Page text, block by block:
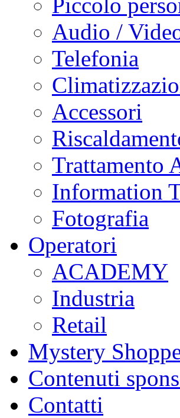
Audio /
Telefonia
Accessori
Trattamento
Information
Fotografia
Operatori
ACADEMY
Industria
Retail
Mystery
Contenuti
Contatti